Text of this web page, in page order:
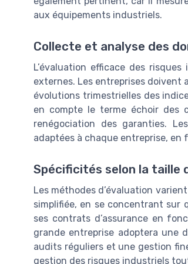
aux équipements industriels.
Collecte et analyse des
L’évaluation efficace des
externes. Les entreprises doivent
évolutions trimestrielles des
en compte le terme échoir des
renégociation des garanties.
adaptées à chaque entreprise,
Spécificités selon la taille
Les méthodes d’évaluation
simplifiée, en se concentrant sur
ses contrats d’assurance en
grande entreprise adoptera une
audits réguliers et une gestion
gestion des risques industriels